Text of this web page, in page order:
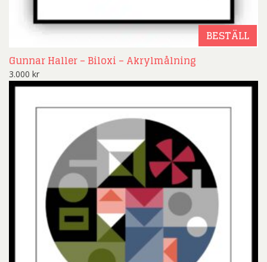
BESTÄLL
Gunnar Haller – Biloxi – Akrylmålning
3.000 kr